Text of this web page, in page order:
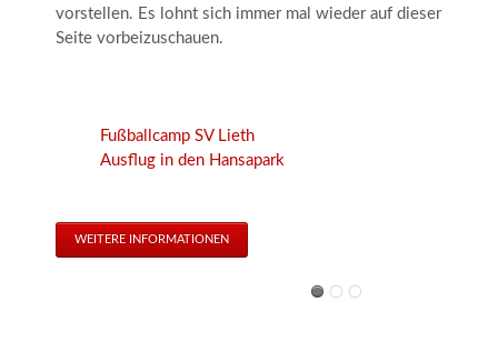
vorstellen. Es lohnt sich immer mal wieder auf dieser
Seite vorbeizuschauen.
Fußballcamp SV Lieth
Ausflug in den Hansapark
WEITERE INFORMATIONEN